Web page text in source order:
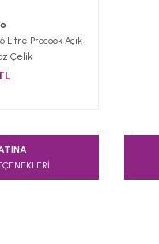
Litre Procook Açık
Çelik